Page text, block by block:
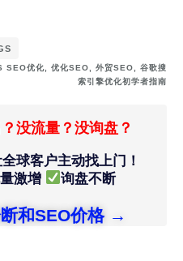
SEO优化 优化SEO 外贸SEO
谷歌搜
索引擎优化初学者指南
没流量？没询盘？
球客户主动找上门！
激增 询盘不断
和SEO价格 →